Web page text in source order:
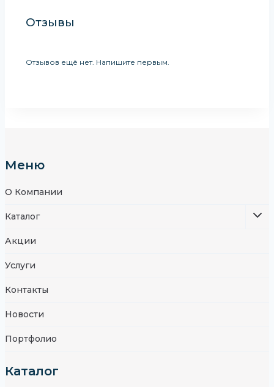
Отзывы
Отзывов ещё нет. Напишите первым.
Меню
О Компании
Каталог
Акции
Услуги
Контакты
Новости
Портфолио
Каталог